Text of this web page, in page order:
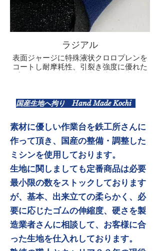
ラジアル
表面ジャージに特殊液状クロロプレンを
コートし耐摩耗性、引裂き強度に優れた
プロダイバーの水中作業に適した素材で
使用してラジアルドライスーツとして冬
国産生地へ拘り Hand Made Kochi
素材に優しい作業台を鉄工所さんに
作って頂き、国産の整備・調整した
ミシンを使用しております。
生地に関しましても定番商品は必要
最小限の数をストックしております
が、基本、出来立ての柔らかく、必
要に応じたゴムの伸縮度、硬さを製
造業者さんに相談して、お客様に合
った生地を仕入れしております。